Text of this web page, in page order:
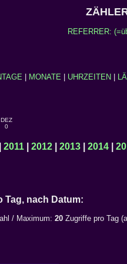
REFERRER:
MONATE UHRZEITEN
DEZ
0
2011 2012 2013 2014
Tag, nach Datum:
/ Maximum: 20 Zugriffe pro Tag